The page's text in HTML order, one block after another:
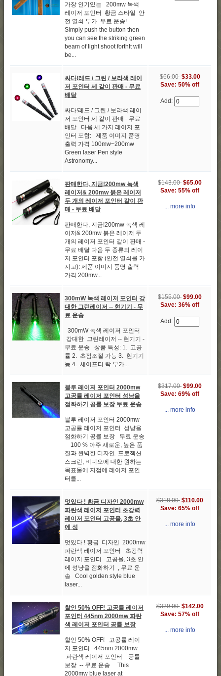
가장 인기있는 200mw 녹색
레이저 포인터 황금 스타일 안
전 열쇠 부가 무료 운송!
Simply push the button then
you can see the striking green
beam of light shoot forthIt will
be...
싸다!레드 / 그린 / 보라색 레이
저 포인터 세 같이 판매 - 무료
배달
싸다!레드 / 그린 / 보라색 레이
저 포인터 세 같이 판매 - 무료
배달 다음 세 가지 레이저 포
인터 포함: 제품 이미지 품명
출력 가격 100mw~200mw
Green laser Pen style
Astronomy...
$66.00 $33.00
Save: 50% off
Add:
판매한다, 지금!200mw 녹색
레이저& 200mw 붉은 레이저
두 개의 레이저 포인터 같이 판
매 - 무료 배달
판매한다, 지금!200mw 녹색 레
이저& 200mw 붉은 레이저 두
개의 레이저 포인터 같이 판매 -
무료 배달 다음 두 종류의 레이
저 포인터 포함 (안전 열쇠를 가
지고): 제품 이미지 품명 출력
가격 200mw...
$143.00 $65.00
Save: 55% off
... more info
300mW 녹색 레이저 포인터 강
대한 그린레이저 -- 현기기 - 무
료 운송
300mW 녹색 레이저 포인터
강대한 그린레이저 -- 현기기 -
무료 운송 상품 특성: 1. 고공
률 2. 초점조절 가능 3. 현기기
능 4. 세이프티 락 부가...
$155.00 $99.00
Save: 36% off
Add:
블루 레이저 포인터 2000mw
고공률 레이저 포인터 성냥을
점화하기 공률 보장 무료 운송
블루 레이저 포인터 2000mw
고공률 레이저 포인터 성냥을
점화하기 공률 보장 무료 운송
100 % 아주 새로운, 높은 품
질과 완벽한 디자인. 프로젝션
스크린, 비디오에 대한 원하는
목표물에 지점에 레이저 포인
터를...
$317.00 $99.00
Save: 69% off
... more info
멋있다 ! 황금 디자인 2000mw
파란색 레이저 포인터 초강력
레이저 포인터 고공율, 3초 안
에 성
멋있다 ! 황금 디자인 2000mw
파란색 레이저 포인터 초강력
레이저 포인터 고공율, 3초 안
에 성냥을 점화하기 , 무료 운
송 Cool golden style blue
laser...
$318.00 $110.00
Save: 65% off
... more info
할인 50% OFF! 고공률 레이저
포인터 445nm 2000mw 파란
색 레이저 포인터 공률 보장
할인 50% OFF! 고공률 레이
저 포인터 445nm 2000mw
파란색 레이저 포인터 공률
보장 -- 무료 운송 This
2000mw blue laser at
$329.00 $142.00
Save: 57% off
... more info